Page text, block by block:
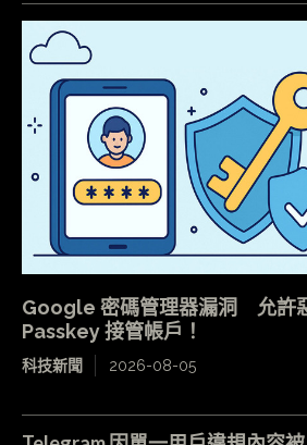
Google 密碼管理器漏洞 允許
Passkey 接管帳戶！
科技新聞 2026-08-05